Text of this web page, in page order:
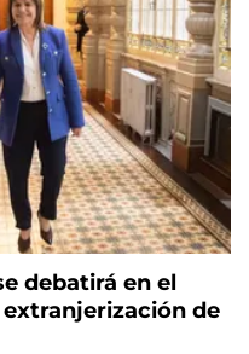
debatirá en el
de